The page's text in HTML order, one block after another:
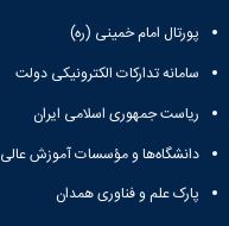
پورتال امام خمینی (ره)
سامانه تدارکات الکترونیکی دولت
ریاست جمهوری اسلامی ایران
دانشگاه‌ها و مؤسسات آموزش عالی
پارک علم و فناوری همدان